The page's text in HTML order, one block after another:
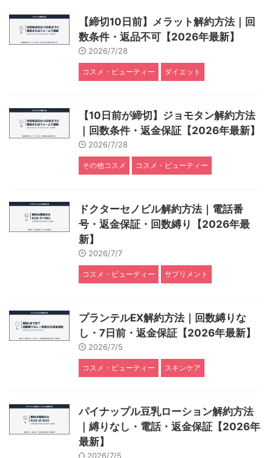
【締切10日前】メラット解約方法｜回
数条件・返品不可【2026年最新】
2026/7/28
コスメ・ビューティー ダイエット
【10日前が締切】ジョモタン解約方法
｜回数条件・返金保証【2026年最新】
2026/7/28
その他コスメ コスメ・ビューティー
ドクターセノビル解約方法｜電話番
号・返金保証・回数縛り【2026年最
新】
2026/7/7
コスメ・ビューティー サプリメント
プランテルEX解約方法｜回数縛りな
し・7日前・返金保証【2026年最新】
2026/7/5
コスメ・ビューティー スキンケア
パイナップル豆乳ローション解約方法
｜縛りなし・電話・返金保証【2026年
最新】
2026/7/5